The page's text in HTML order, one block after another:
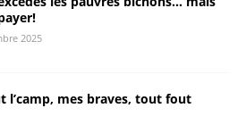
2025
l’camp, mes braves, tout fout